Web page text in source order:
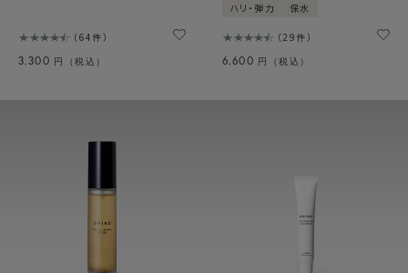
64件
3,300 円（税込）
ハリ・弾力 保水
29件
6,600 円（税込）